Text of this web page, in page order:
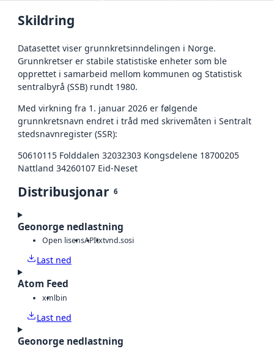
Skildring
Datasettet viser grunnkretsinndelingen i Norge.
Grunnkretser er stabile statistiske enheter som ble
opprettet i samarbeid mellom kommunen og Statistisk
sentralbyrå (SSB) rundt 1980.
Med virkning fra 1. januar 2026 er følgende
grunnkretsnavn endret i tråd med skrivemåten i Sentralt
stedsnavnregister (SSR):
50610115 Folddalen 32032303 Kongsdelene 18700205
Nattland 34260107 Eid-Neset
Distribusjonar 6
Geonorge nedlastning
Open lisensAPItxtvnd.sosi
Last ned
Atom Feed
xmlbin
Last ned
Geonorge nedlastning